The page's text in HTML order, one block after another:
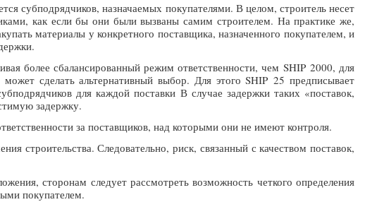
субподрядчиков, назначаемых покупателями. В целом, строитель несет
как если бы они были вызваны самим строителем. На практике же,
материалы у конкретного поставщика, назначенного покупателем, и
более сбалансированный режим ответственности, чем SHIP 2000, для
сделать альтернативный выбор. Для этого SHIP 25 предписывает
для каждой поставки В случае задержки таких «поставок,
задержку.
за поставщиков, над которыми они не имеют контроля.
строительства. Следовательно, риск, связанный с качеством поставок,
сторонам следует рассмотреть возможность четкого определения
покупателем.